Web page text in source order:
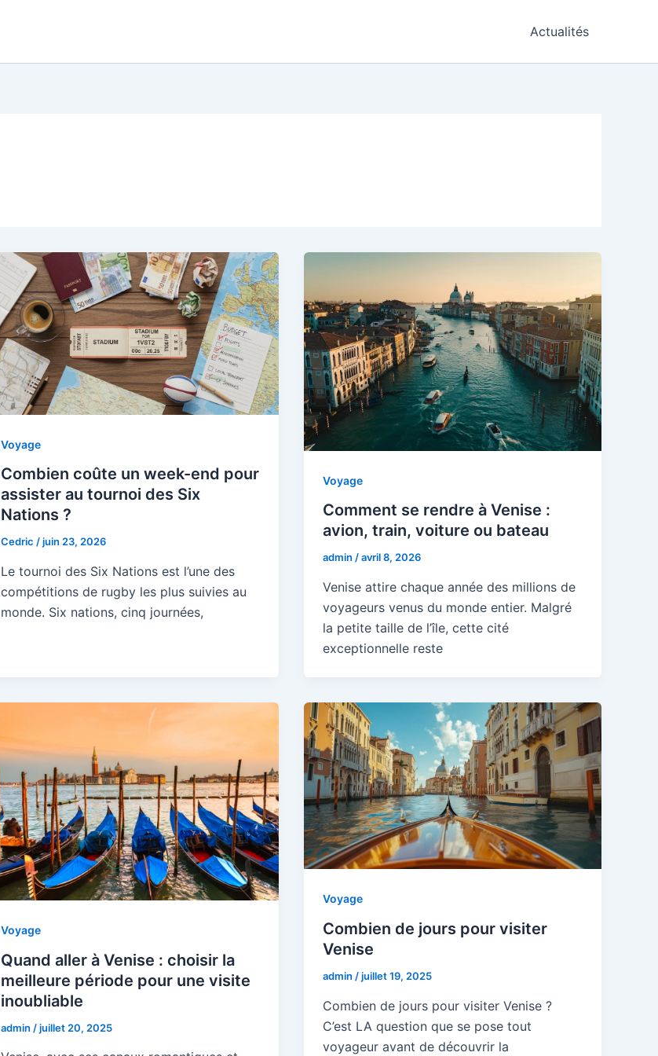
Actualités
Voyage
Combien coûte un week-end pour
assister au tournoi des Six
Nations ?
Cedric /juin 23, 2026
Le tournoi des Six Nations est l’une des
compétitions de rugby les plus suivies au
monde. Six nations, cinq journées,
Voyage
Comment se rendre à Venise :
avion, train, voiture ou bateau
admin/avril 8, 2026
Venise attire chaque année des millions de
voyageurs venus du monde entier. Malgré
la petite taille de l’île, cette cité
exceptionnelle reste
Voyage
Quand aller à Venise : choisir la
meilleure période pour une visite
inoubliable
admin /juillet 20, 2025
Voyage
Combien de jours pour visiter
Venise
admin /juillet 19, 2025
Combien de jours pour visiter Venise ?
C’est LA question que se pose tout
voyageur avant de découvrir la